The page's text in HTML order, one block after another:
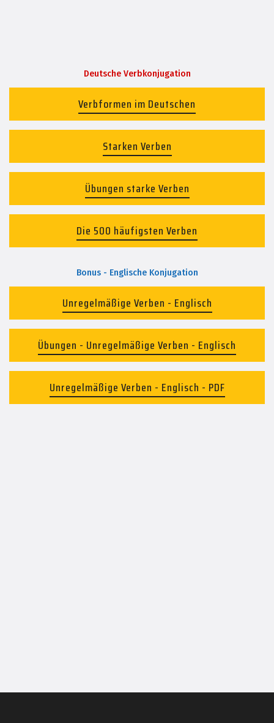
Deutsche Verbkonjugation
Verbformen im Deutschen
Starken Verben
Übungen starke Verben
Die 500 häufigsten Verben
Bonus - Englische Konjugation
Unregelmäßige Verben - Englisch
Übungen - Unregelmäßige Verben - Englisch
Unregelmäßige Verben - Englisch - PDF